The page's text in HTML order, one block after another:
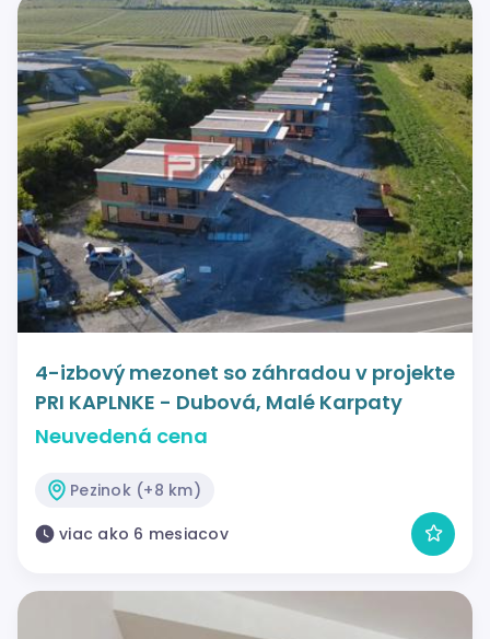
4-izbový mezonet so záhradou v projekte
PRI KAPLNKE - Dubová, Malé Karpaty
Neuvedená cena
Pezinok (+8 km)
viac ako 6 mesiacov